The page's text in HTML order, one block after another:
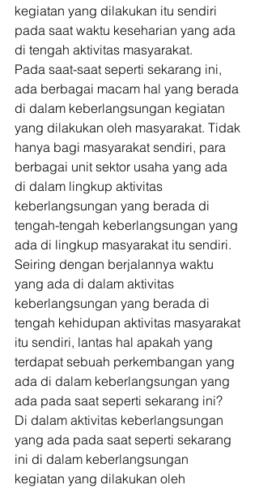
kegiatan yang dilakukan itu sendiri
pada saat waktu keseharian yang ada
di tengah aktivitas masyarakat.
Pada saat-saat seperti sekarang ini,
ada berbagai macam hal yang berada
di dalam keberlangsungan kegiatan
yang dilakukan oleh masyarakat. Tidak
hanya bagi masyarakat sendiri, para
berbagai unit sektor usaha yang ada
di dalam lingkup aktivitas
keberlangsungan yang berada di
tengah-tengah keberlangsungan yang
ada di lingkup masyarakat itu sendiri.
Seiring dengan berjalannya waktu
yang ada di dalam aktivitas
keberlangsungan yang berada di
tengah kehidupan aktivitas masyarakat
itu sendiri, lantas hal apakah yang
terdapat sebuah perkembangan yang
ada di dalam keberlangsungan yang
ada pada saat seperti sekarang ini?
Di dalam aktivitas keberlangsungan
yang ada pada saat seperti sekarang
ini di dalam keberlangsungan
kegiatan yang dilakukan oleh